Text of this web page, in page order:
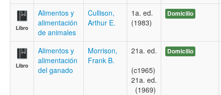
Libro
Alimentos y
alimentación
de animales
Cullison,
Arthur E.
1a. ed.
(1983)
Domicilio
Libro
Alimentos y
alimentación
del ganado
Morrison,
Frank B.
21a. ed.
(c1965)
21a. ed.
(1969)
Domicilio